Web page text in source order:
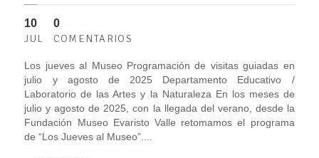
10
JUL
0
COMENTARIOS
Los jueves al Museo Programación de visitas guiadas en
julio y agosto de 2025 Departamento Educativo /
Laboratorio de las Artes y la Naturaleza En los meses de
julio y agosto de 2025, con la llegada del verano, desde la
Fundación Museo Evaristo Valle retomamos el programa
de “Los Jueves al Museo”....